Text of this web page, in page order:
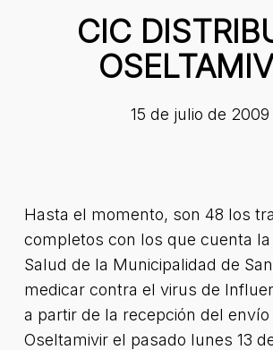
CIC
15 de julio de 2009
Hasta el momento, son 48 los
completos con los que cuenta
Salud de la Municipalidad de
medicar contra el virus de
a partir de la recepción del
Oseltamivir el pasado lunes 13